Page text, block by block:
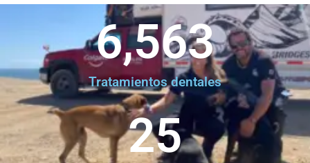
Tratamientos dentales
6,563
25